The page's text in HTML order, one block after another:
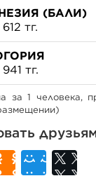
(БАЛИ)
тг.
тг.
за 1 человека,